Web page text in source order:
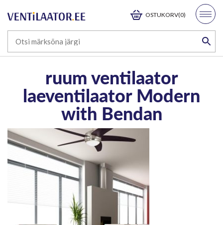
OSTUKORV(0)
ruum ventilaator
laeventilaator Modern
with Bendan